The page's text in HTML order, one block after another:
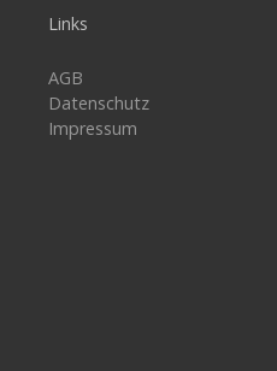
Links
AGB
Datenschutz
Impressum